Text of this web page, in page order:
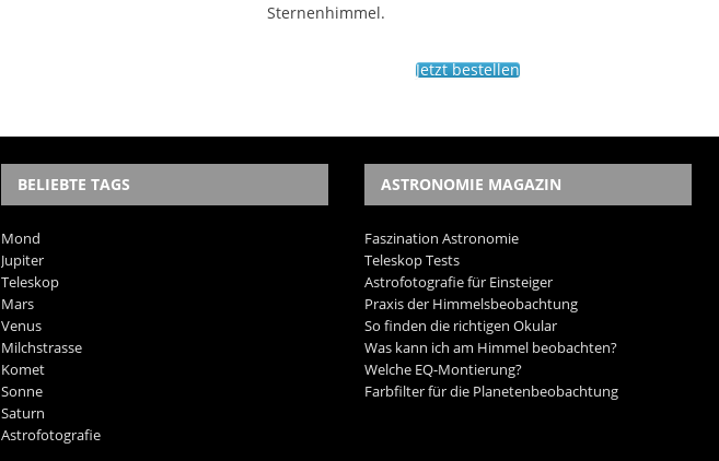
Sternenhimmel.
Jetzt bestellen
BELIEBTE TAGS
Mond
Jupiter
Teleskop
Mars
Venus
Milchstrasse
Komet
Sonne
Saturn
Astrofotografie
ASTRONOMIE MAGAZIN
Faszination Astronomie
Teleskop Tests
Astrofotografie für Einsteiger
Praxis der Himmelsbeobachtung
So finden die richtigen Okular
Was kann ich am Himmel beobachten?
Welche EQ-Montierung?
Farbfilter für die Planetenbeobachtung